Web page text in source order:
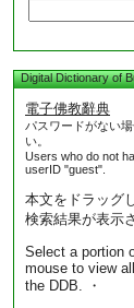
Digital Dictionary of
電子佛教辭典
パスワードがない
い。
Users who do not
userID "guest".
本文をドラッグ
検索結果が表示
Select a portion
mouse to view
the DDB. ・